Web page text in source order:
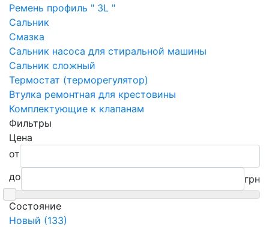
Ремень профиль " 3L "
Сальник
Смазка
Сальник насоса для стиральной машины
Сальник сложный
Термостат (терморегулятор)
Втулка ремонтная для крестовины
Комплектующие к клапанам
Фильтры
Цена
от
до
грн
Состояние
Новый (133)